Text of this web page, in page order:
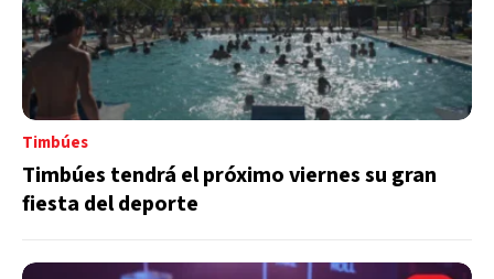
Timbúes
Timbúes tendrá el próximo viernes su gran
fiesta del deporte